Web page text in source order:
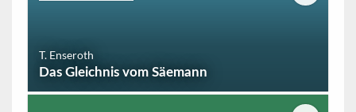
T. Enseroth
Das Gleichnis vom Säemann